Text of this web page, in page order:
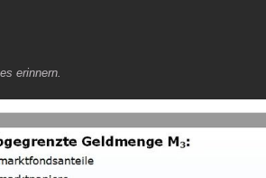
erinnern.